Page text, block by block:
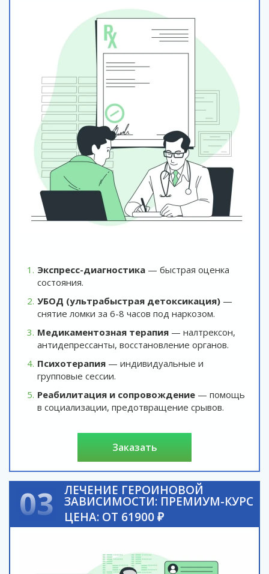
Экспресс-диагностика — быстрая оценка
состояния.
УБОД (ультрабыстрая детоксикация) —
снятие ломки за 6-8 часов под наркозом.
Медикаментозная терапия — налтрексон,
антидепрессанты, восстановление органов.
Психотерапия — индивидуальные и
групповые сессии.
Реабилитация и сопровождение — помощь
в социализации, предотвращение срывов.
заказать
03 ЛЕЧЕНИЕ ГЕРОИНОВОЙ
ЗАВИСИМОСТИ: ПРЕМИУМ-КУРС
ЦЕНА: ОТ 61900 ₽